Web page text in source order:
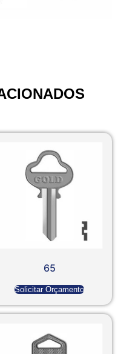
65
Solicitar Orçamento